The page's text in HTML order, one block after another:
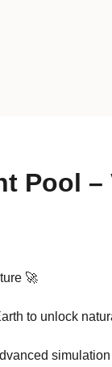
Pool
🚀
to unlock